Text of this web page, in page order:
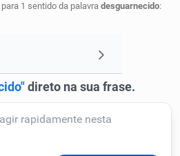
para 1 sentido da palavra desguarnecido: